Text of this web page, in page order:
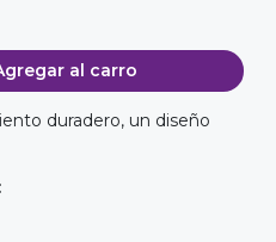
al carro
duradero, un diseño